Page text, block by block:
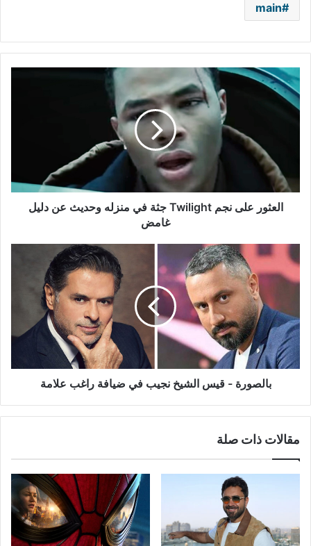
main
العثور
على
نجم
وحديث
عن
العثور على نجم Twilight جثة في منزله وحديث عن دليل
غامض
-
قيس
نجيب
في
ضيافة
راغب
علامة
بالصورة - قيس الشيخ نجيب في ضيافة راغب علامة
مقالات ذات صلة